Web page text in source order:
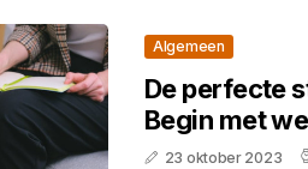
Algemeen
De perfecte
Begin met
23 oktober 2023